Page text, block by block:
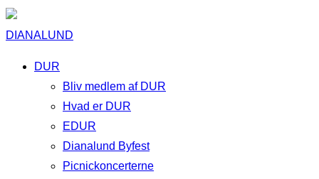
DIANALUND
DUR
Bliv medlem af DUR
Hvad er DUR
EDUR
Dianalund Byfest
Picnickoncerterne